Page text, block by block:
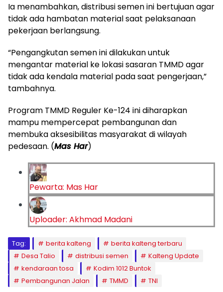
Ia menambahkan, distribusi semen ini bertujuan agar
tidak ada hambatan material saat pelaksanaan
pekerjaan berlangsung.
“Pengangkutan semen ini dilakukan untuk
mengantar material ke lokasi sasaran TMMD agar
tidak ada kendala material pada saat pengerjaan,”
tambahnya.
Program TMMD Reguler Ke-124 ini diharapkan
mampu mempercepat pembangunan dan
membuka aksesibilitas masyarakat di wilayah
pedesaan. (Mas Har)
Pewarta: Mas Har
Uploader: Akhmad Madani
Tag: berita kalteng
berita kalteng terbaru
Desa Talio
distribusi semen
Kalteng Update
kendaraan tosa
Kodim 1012 Buntok
Pembangunan Jalan
TMMD TNI